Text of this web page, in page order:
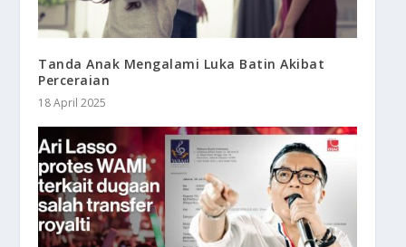
Tanda Anak Mengalami Luka Batin Akibat
Perceraian
18 April 2025